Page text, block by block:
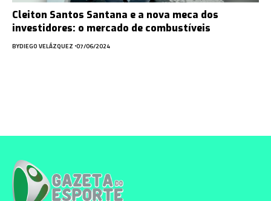
Cleiton Santos Santana e a nova meca dos
investidores: o mercado de combustíveis
BYDIEGO VELÁZQUEZ 07/06/2024